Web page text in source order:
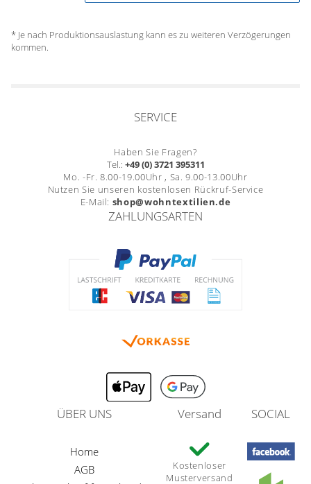
* Je nach Produktionsauslastung kann es zu weiteren Verzögerungen
kommen.
SERVICE
Haben Sie Fragen?
Tel.: +49 (0) 3721 395311
Mo. -Fr. 8.00-19.00Uhr , Sa. 9.00-13.00Uhr
Nutzen Sie unseren kostenlosen Rückruf-Service
E-Mail: shop@wohntextilien.de
ZAHLUNGSARTEN
ÜBER UNS
Home
AGB
Versand
Kostenloser
Musterversand
SOCIAL